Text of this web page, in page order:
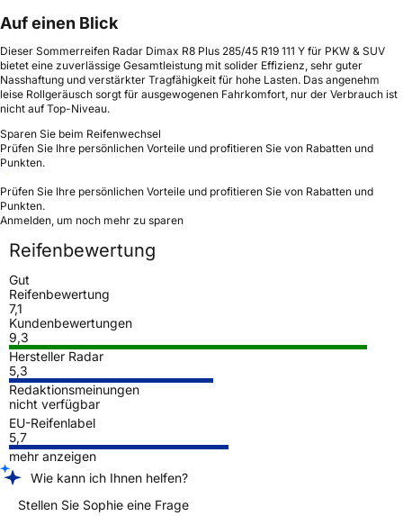
Auf einen Blick
Dieser Sommerreifen Radar Dimax R8 Plus 285/45 R19 111 Y für PKW & SUV
bietet eine zuverlässige Gesamtleistung mit solider Effizienz, sehr guter
Nasshaftung und verstärkter Tragfähigkeit für hohe Lasten. Das angenehm
leise Rollgeräusch sorgt für ausgewogenen Fahrkomfort, nur der Verbrauch ist
nicht auf Top-Niveau.
Sparen Sie beim Reifenwechsel
Prüfen Sie Ihre persönlichen Vorteile und profitieren Sie von Rabatten und
Punkten.
Prüfen Sie Ihre persönlichen Vorteile und profitieren Sie von Rabatten und
Punkten.
Anmelden, um noch mehr zu sparen
Reifenbewertung
Gut
Reifenbewertung
7,1
Kundenbewertungen
9,3
Hersteller Radar
5,3
Redaktionsmeinungen
nicht verfügbar
EU-Reifenlabel
5,7
mehr anzeigen
Wie kann ich Ihnen helfen?
Stellen Sie Sophie eine Frage